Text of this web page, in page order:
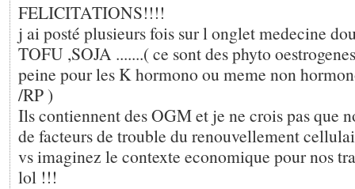
FELICITATIONS!!!!
j ai posté plusieurs fois sur l onglet medecine
TOFU ,SOJA .......( ce sont des phyto
peine pour les K hormono ou meme non
/RP )
Ils contiennent des OGM et je ne crois pas que
de facteurs de trouble du renouvellement
vs imaginez le contexte economique pour nos
lol !!!